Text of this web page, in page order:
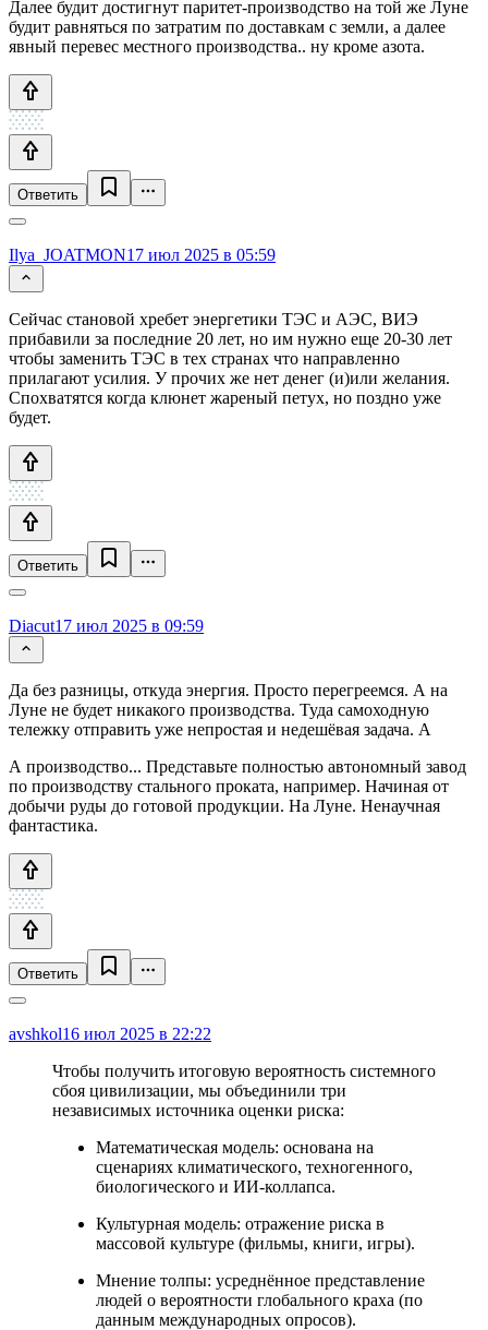
Далее будит достигнут паритет-производство на той же Луне
будит равняться по затратим по доставкам с земли, а далее
явный перевес местного производства.. ну кроме азота.
Ответить
Ilya_JOATMON17 июл 2025 в 05:59
Сейчас становой хребет энергетики ТЭС и АЭС, ВИЭ
прибавили за последние 20 лет, но им нужно еще 20-30 лет
чтобы заменить ТЭС в тех странах что направленно
прилагают усилия. У прочих же нет денег (и)или желания.
Спохватятся когда клюнет жареный петух, но поздно уже
будет.
Ответить
Diacut17 июл 2025 в 09:59
Да без разницы, откуда энергия. Просто перегреемся. А на
Луне не будет никакого производства. Туда самоходную
тележку отправить уже непростая и недешёвая задача. А
А производство... Представьте полностью автономный завод
по производству стального проката, например. Начиная от
добычи руды до готовой продукции. На Луне. Ненаучная
фантастика.
Ответить
avshkol16 июл 2025 в 22:22
Чтобы получить итоговую вероятность системного
сбоя цивилизации, мы объединили три
независимых источника оценки риска:
Математическая модель: основана на
сценариях климатического, техногенного,
биологического и ИИ-коллапса.
Культурная модель: отражение риска в
массовой культуре (фильмы, книги, игры).
Мнение толпы: усреднённое представление
людей о вероятности глобального краха (по
данным международных опросов).